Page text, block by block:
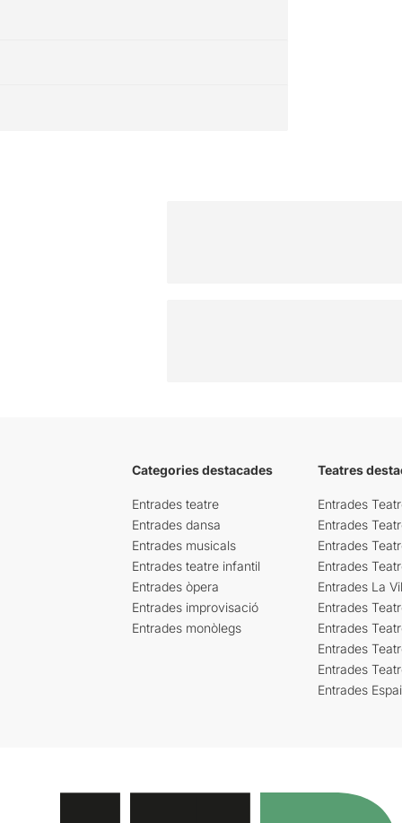
Categories destacades
Entrades teatre
Entrades dansa
Entrades musicals
Entrades teatre infantil
Entrades òpera
Entrades improvisació
Entrades monòlegs
Teatres
Entrades
Entrades
Entrades
Entrades
Entrades La
Entrades
Entrades
Entrades
Entrades
Entrades